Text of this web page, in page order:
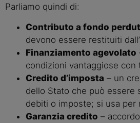
Parliamo quindi di:
Contributo a fondo
devono essere restituiti
Finanziamento agevolato
condizioni vantaggiose con
Credito d’imposta – un
dello Stato che può essere
debiti o imposte; si usa per
Garanzia credito –